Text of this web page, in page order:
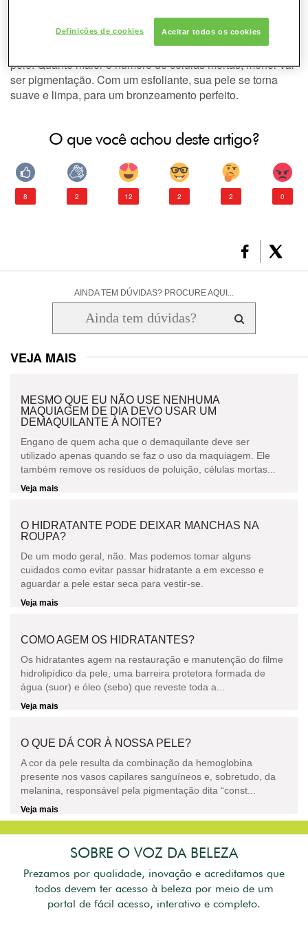
CONSULTORIA DE PRODUTOS GARNIER
autobronzeador?
Autobronzeadores só agem na camada superior da sua
pele. Quanto maior o número de células mortas, menor vai
ser pigmentação. Com um esfoliante, sua pele se torna
suave e limpa, para um bronzeamento perfeito.
O que você achou deste artigo?
8 2 12 2 2 0
AINDA TEM DÚVIDAS? PROCURE AQUI...
VEJA MAIS
MESMO QUE EU NÃO USE NENHUMA
MAQUIAGEM DE DIA DEVO USAR UM
DEMAQUILANTE À NOITE?
Engano de quem acha que o demaquilante deve ser
utilizado apenas quando se faz o uso da maquiagem. Ele
também remove os resíduos de poluição, células mortas...
Veja mais
O HIDRATANTE PODE DEIXAR MANCHAS NA
ROUPA?
De um modo geral, não. Mas podemos tomar alguns
cuidados como evitar passar hidratante a em excesso e
aguardar a pele estar seca para vestir-se.
Veja mais
COMO AGEM OS HIDRATANTES?
Os hidratantes agem na restauração e manutenção do filme
hidrolipídico da pele, uma barreira protetora formada de
água (suor) e óleo (sebo) que reveste toda a...
Veja mais
O QUE DÁ COR À NOSSA PELE?
A cor da pele resulta da combinação da hemoglobina
presente nos vasos capilares sanguíneos e, sobretudo, da
melanina, responsável pela pigmentação dita “const...
Veja mais
SOBRE O VOZ DA BELEZA
Prezamos por qualidade, inovação e acreditamos que
todos devem ter acesso à beleza por meio de um
portal de fácil acesso, interativo e completo.
Definições de cookies Aceitar todos os cookies